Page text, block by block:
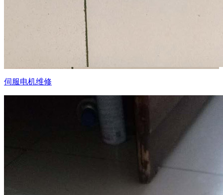
伺服电机维修